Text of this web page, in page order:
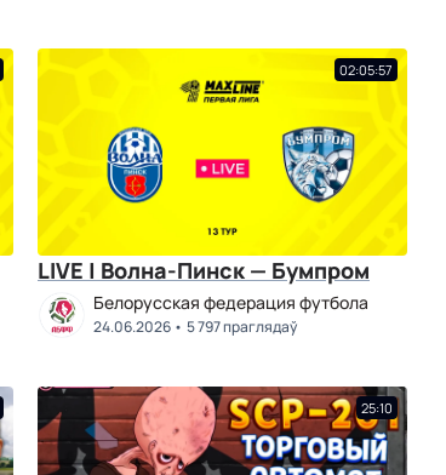
02:05:57
LIVE | Волна-Пинск — Бумпром
Белорусская федерация футбола
24.06.2026 5 797 праглядаў
25:10